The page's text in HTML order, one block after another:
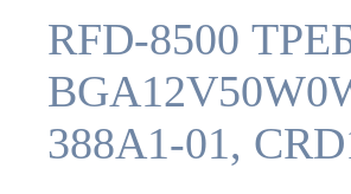
RFD-8500
388A1-01,